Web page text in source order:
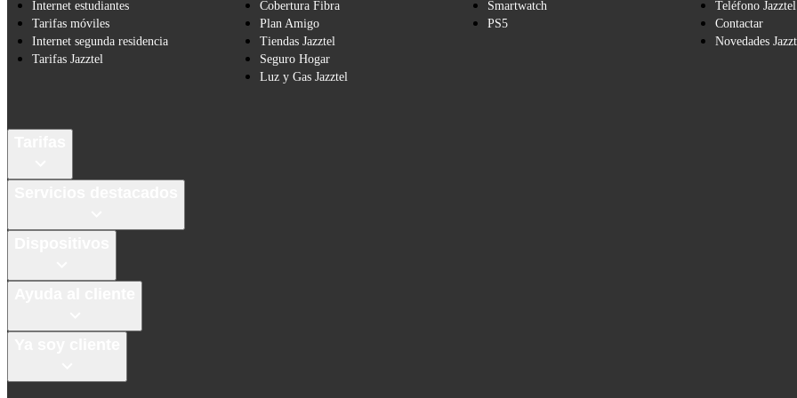
Internet estudiantes
Tarifas móviles
Internet segunda residencia
Tarifas Jazztel
Cobertura Fibra
Plan Amigo
Tiendas Jazztel
Seguro Hogar
Luz y Gas Jazztel
Smartwatch
PS5
Teléfono Jazztel
Contactar
Novedades